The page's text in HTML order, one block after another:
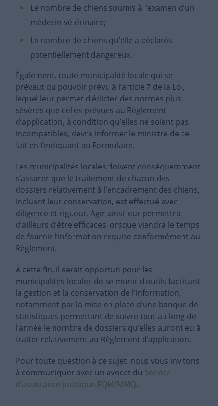
Le nombre de chiens soumis à l’examen d’un
médecin vétérinaire;
Le nombre de chiens qu’elle a déclarés
potentiellement dangereux.
Également, toute municipalité locale qui se
prévaut du pouvoir prévu à l’article 7 de la Loi,
lequel leur permet d’édicter des normes plus
sévères que celles prévues au Règlement
d’application, à condition qu’elles ne soient pas
incompatibles, devra informer le ministre de ce
fait en l’indiquant au Formulaire.
Les municipalités locales doivent conséquemment
s’assurer que le traitement de chacun des
dossiers relativement à l’encadrement des chiens,
incluant leur conservation, est effectué avec
diligence et rigueur. Agir ainsi leur permettra
d’ailleurs d’être efficaces lorsque viendra le temps
de fournir l’information requise conformément au
Règlement.
À cette fin, il serait opportun pour les
municipalités locales de se munir d’outils facilitant
la gestion et la conservation de l’information,
notamment par la mise en place d’une banque de
statistiques permettant de suivre tout au long de
l’année le nombre de dossiers qu’elles auront eu à
traiter relativement au Règlement d’application.
Pour toute question à ce sujet, nous vous invitons
à communiquer avec un avocat du Service
d’assistance juridique FQM/MMQ.